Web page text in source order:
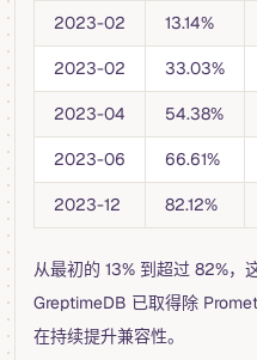
2023-02 13.14%
2023-02 33.03%
2023-04 54.38%
2023-06 66.61%
2023-12 82.12%
从最初的 13% 到超过 82%，
GreptimeDB 已取得除
在持续提升兼容性。